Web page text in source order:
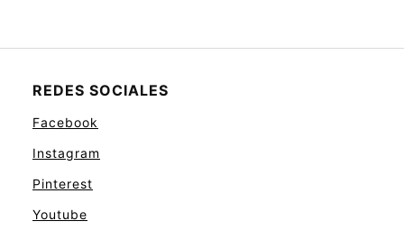
REDES SOCIALES
Facebook
Instagram
Pinterest
Youtube